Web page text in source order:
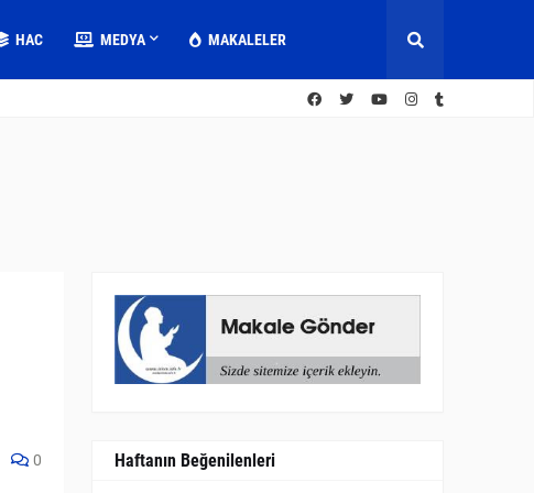
HAC MEDYA MAKALELER
0 Haftanın Beğenilenleri